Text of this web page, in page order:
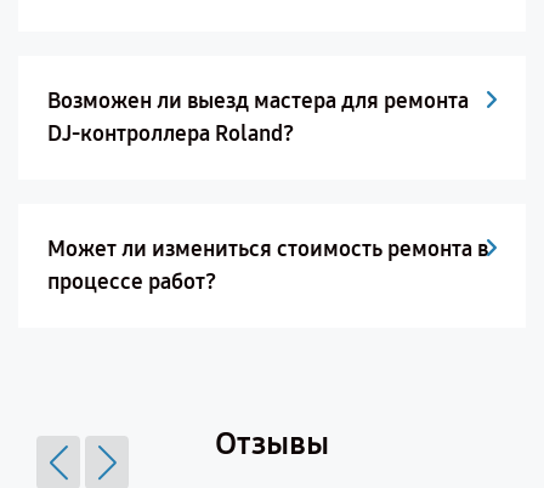
Возможен ли выезд мастера для ремонта
DJ-контроллера Roland?
Может ли измениться стоимость ремонта в
процессе работ?
Отзывы